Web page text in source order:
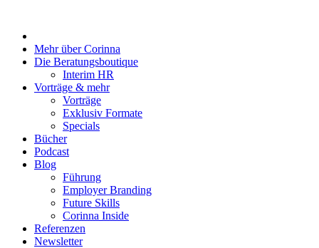
springen
Mehr über Corinna
Die Beratungsboutique
Interim HR
Vorträge & mehr
Vorträge
Exklusiv Formate
Specials
Bücher
Podcast
Blog
Führung
Employer Branding
Future Skills
Corinna Inside
Referenzen
Newsletter